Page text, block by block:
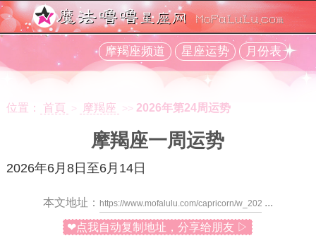
摩羯座频道 星座运势 月份表
位置： 首頁 > 摩羯座 >> 2026年第24周运势
摩羯座一周运势
2026年6月8日至6月14日
本文地址： ...
❤点我自动复制地址，分享给朋友 ▷